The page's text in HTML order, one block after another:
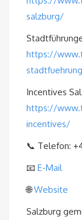
salzburg/
https://
Incentives
https://
incentives/
📞 Telefon:
📧 E-Mail
🌐Website
Salzburg